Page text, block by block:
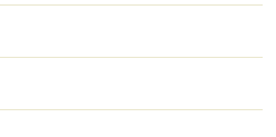
説 対応物件／クスリのアオキ
１ｍ／ファミリーマート（コ
ソン（コンビニ）まで２５３